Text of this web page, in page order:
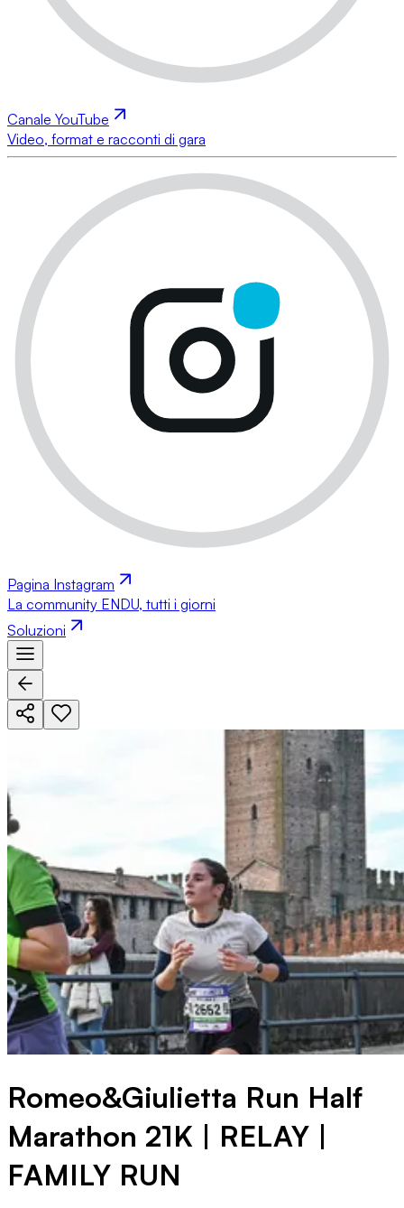
Canale YouTube
Video, format e racconti di gara
Pagina Instagram
La community ENDU, tutti i giorni
Soluzioni
Romeo&Giulietta Run Half
Marathon 21K | RELAY |
FAMILY RUN